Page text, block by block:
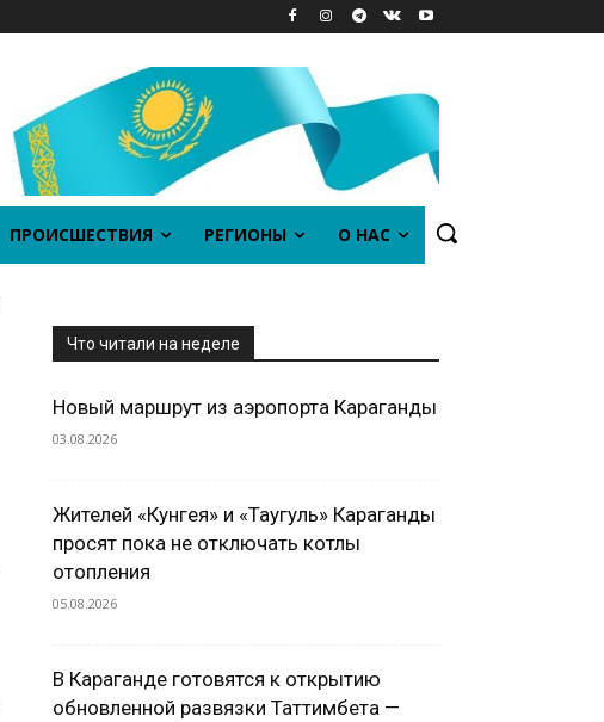
ПРОИСШЕСТВИЯ РЕГИОНЫ О НАС
Что читали на неделе
Новый маршрут из аэропорта Караганды
03.08.2026
Жителей «Кунгея» и «Таугуль» Караганды
просят пока не отключать котлы
отопления
05.08.2026
В Караганде готовятся к открытию
обновленной развязки Таттимбета —